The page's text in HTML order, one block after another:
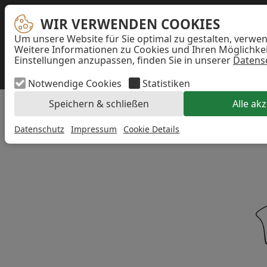
WIR VERWENDEN COOKIES
Um unsere Website für Sie optimal zu gestalten,
Weitere Informationen zu Cookies und Ihren
Einstellungen anzupassen, finden Sie in unserer
Notwendige Cookies
Statistiken
Speichern & schließen
Alle
Datenschutz Impressum Cookie Details
WIR VERWENDEN COOKIES
...
Akzeptieren
Navigation
überspringen
WEDDING